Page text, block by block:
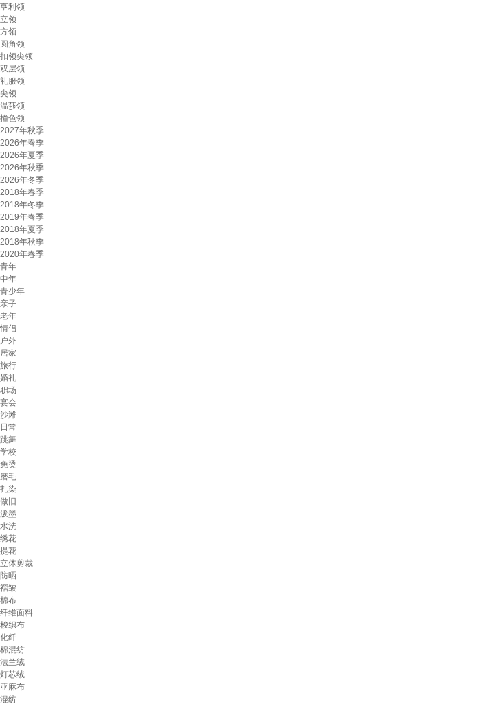
亨利领
立领
方领
圆角领
扣领尖领
双层领
礼服领
尖领
温莎领
撞色领
2027年秋季
2026年春季
2026年夏季
2026年秋季
2026年冬季
2018年春季
2018年冬季
2019年春季
2018年夏季
2018年秋季
2020年春季
青年
中年
青少年
亲子
老年
情侣
户外
居家
旅行
婚礼
职场
宴会
沙滩
日常
跳舞
学校
免烫
磨毛
扎染
做旧
泼墨
水洗
绣花
提花
立体剪裁
防晒
褶皱
棉布
纤维面料
梭织布
化纤
棉混纺
法兰绒
灯芯绒
亚麻布
混纺